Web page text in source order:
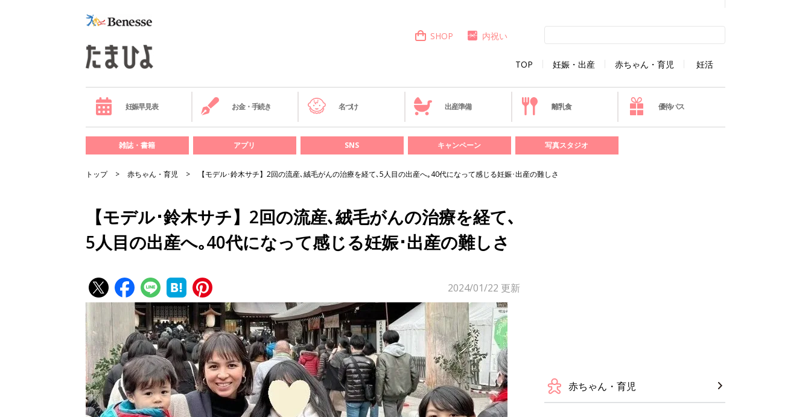
TOP 妊娠・出産 赤ちゃん・育児 妊活
SHOP 内祝い
妊娠早見表 お金・手続き 名づけ 出産準備 離乳食 優待パス
雑誌・書籍 アプリ SNS キャンペーン 写真スタジオ
トップ 赤ちゃん・育児 【モデル･鈴木サチ】2回の流産､絨毛がんの治療を経て､5人目の出産へ｡40代になって感じる妊娠･出産の難しさ
【モデル･鈴木サチ】2回の流産､絨毛がんの治療を経て､
5人目の出産へ｡40代になって感じる妊娠･出産の難しさ
2024/01/22 更新
赤ちゃん・育児